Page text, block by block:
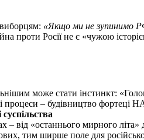
«Якщо ми не зупинимо
проти Росії не є «чужою
може стати інстинкт:
процеси – будівництво фортеці
– від «останнього мирного
тим ширше поле для